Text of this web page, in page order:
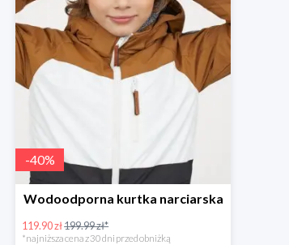
-40%
Wodoodporna kurtka narciarska
119.90 zł199.99 zł*
*najniższa cena z 30 dni przed obniżką